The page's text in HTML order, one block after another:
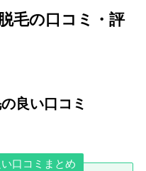
毛の口コミ・評
良い口コミ
口コミまとめ